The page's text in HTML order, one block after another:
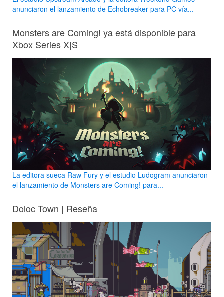
anunciaron el lanzamiento de Echobreaker para PC vía...
Monsters are Coming! ya está disponible para
Xbox Series X|S
La editora sueca Raw Fury y el estudio Ludogram anunciaron
el lanzamiento de Monsters are Coming! para...
Doloc Town | Reseña